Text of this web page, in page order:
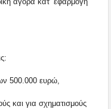
500.000 ευρώ,
και για σχηματισμούς